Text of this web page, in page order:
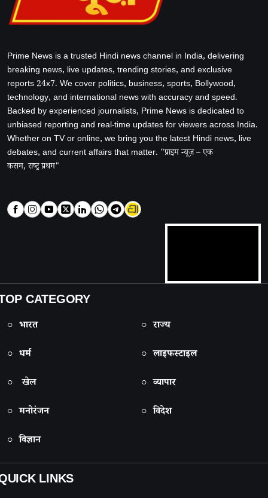
Prime News is a trusted Hindi news channel in India, delivering
breaking news, live updates, trending stories, and exclusive
reports 24x7. We cover politics, business, sports, Bollywood,
technology, and international news with accuracy and speed.
Backed by experienced journalists, Prime News is dedicated to
unbiased reporting and real-time updates for viewers across India.
Whether on TV or online, we bring you the latest Hindi news, live
debates, and current affairs that matter. "प्राइम न्यूज़ – एक
कसम, राष्ट्र प्रथम"
CATEGORY
○ भारत
○ राज्य
○ धर्म
○ लाइफस्टाइल
○ खेल
○ व्यापार
○ मनोरंजन
○ विदेश
○ विज्ञान
LINKS